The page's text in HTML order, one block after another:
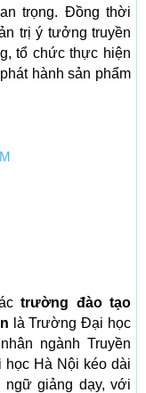
trọng. Đồng thời
trị ý tưởng truyền
tổ chức thực hiện
hành sản phẩm
trường đào tạo
là Trường Đại học
ngành Truyền
Hà Nội kéo dài
ngữ giảng dạy, với